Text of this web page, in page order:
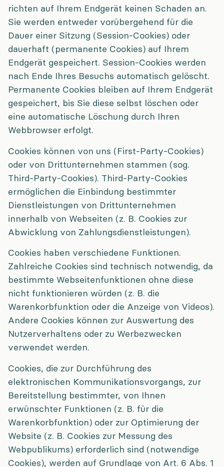
richten auf Ihrem Endgerät keinen Schaden an.
Sie werden entweder vorübergehend für die
Dauer einer Sitzung (Session-Cookies) oder
dauerhaft (permanente Cookies) auf Ihrem
Endgerät gespeichert. Session-Cookies werden
nach Ende Ihres Besuchs automatisch gelöscht.
Permanente Cookies bleiben auf Ihrem Endgerät
gespeichert, bis Sie diese selbst löschen oder
eine automatische Löschung durch Ihren
Webbrowser erfolgt.
Cookies können von uns (First-Party-Cookies)
oder von Drittunternehmen stammen (sog.
Third-Party-Cookies). Third-Party-Cookies
ermöglichen die Einbindung bestimmter
Dienstleistungen von Drittunternehmen
innerhalb von Webseiten (z. B. Cookies zur
Abwicklung von Zahlungsdienstleistungen).
Cookies haben verschiedene Funktionen.
Zahlreiche Cookies sind technisch notwendig, da
bestimmte Webseitenfunktionen ohne diese
nicht funktionieren würden (z. B. die
Warenkorbfunktion oder die Anzeige von Videos).
Andere Cookies können zur Auswertung des
Nutzerverhaltens oder zu Werbezwecken
verwendet werden.
Cookies, die zur Durchführung des
elektronischen Kommunikationsvorgangs, zur
Bereitstellung bestimmter, von Ihnen
erwünschter Funktionen (z. B. für die
Warenkorbfunktion) oder zur Optimierung der
Website (z. B. Cookies zur Messung des
Webpublikums) erforderlich sind (notwendige
Cookies), werden auf Grundlage von Art. 6 Abs. 1